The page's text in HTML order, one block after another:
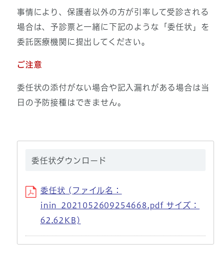
事情により、保護者以外の方が引率して受診される
場合は、予診票と一緒に下記のような「委任状」を
委託医療機関に提出してください。
ご注意
委任状の添付がない場合や記入漏れがある場合は当
日の予防接種はできません。
委任状ダウンロード
委任状 (ファイル名：
inin_2021052609254668.pdf サイズ：
62.62KB)